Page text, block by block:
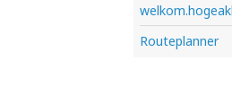
Routeplanner